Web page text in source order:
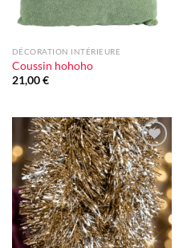
DÉCORATION INTÉRIEURE
Coussin hohoho
21,00€
Ajouter
à la liste
d'envie